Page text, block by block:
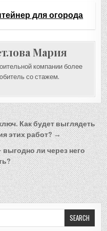
для огорода
Мария
компании более
со стажем.
Как будет выглядеть
этих работ? →
выгодно ли через него